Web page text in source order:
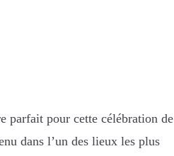
parfait pour cette célébration de
dans l’un des lieux les plus